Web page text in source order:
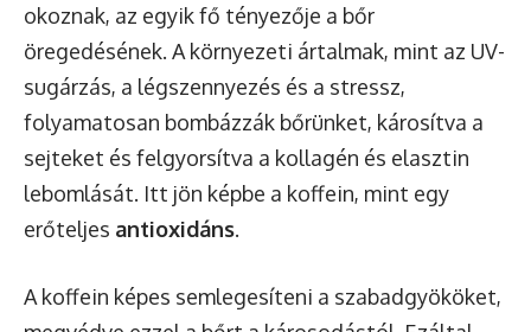
okoznak, az egyik fő tényezője a bőr
öregedésének. A környezeti ártalmak, mint az UV-
sugárzás, a légszennyezés és a stressz,
folyamatosan bombázzák bőrünket, károsítva a
sejteket és felgyorsítva a kollagén és elasztin
lebomlását. Itt jön képbe a koffein, mint egy
erőteljes antioxidáns.
A koffein képes semlegesíteni a szabadgyököket,